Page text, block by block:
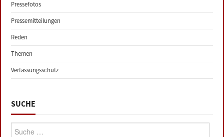
Pressefotos
Pressemitteilungen
Reden
Themen
Verfassungsschutz
SUCHE
Suche: